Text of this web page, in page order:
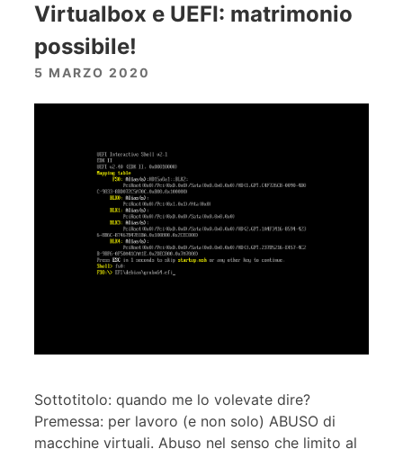
Virtualbox e UEFI: matrimonio
possibile!
5 MARZO 2020
Sottotitolo: quando me lo volevate dire?
Premessa: per lavoro (e non solo) ABUSO di
macchine virtuali. Abuso nel senso che limito al